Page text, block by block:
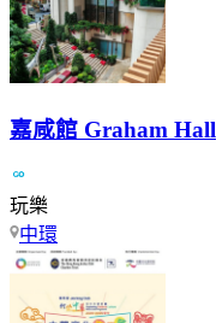
嘉咸館 Graham Hall
玩樂
中環